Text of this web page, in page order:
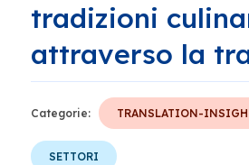
tradizioni
attraverso la
Categorie: TRANSLATION-
SETTORI